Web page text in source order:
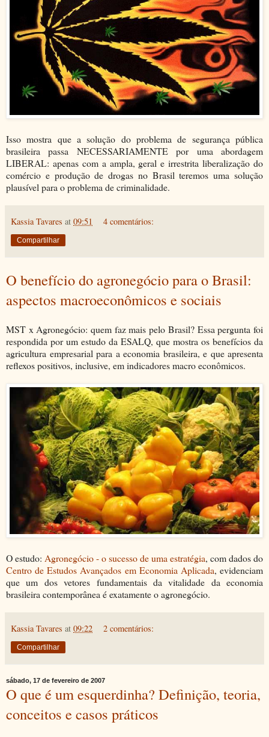
Isso mostra que a solução do problema de segurança pública
brasileira passa NECESSARIAMENTE por uma abordagem
LIBERAL: apenas com a ampla, geral e irrestrita liberalização do
comércio e produção de drogas no Brasil teremos uma solução
plausível para o problema de criminalidade.
Kassia Tavares at 09:51 4 comentários:
Compartilhar
O benefício do agronegócio para o Brasil:
aspectos macroeconômicos e sociais
MST x Agronegócio: quem faz mais pelo Brasil? Essa pergunta foi
respondida por um estudo da ESALQ, que mostra os benefícios da
agricultura empresarial para a economia brasileira, e que apresenta
reflexos positivos, inclusive, em indicadores macro econômicos.
O estudo: Agronegócio - o sucesso de uma estratégia, com dados do
Centro de Estudos Avançados em Economia Aplicada, evidenciam
que um dos vetores fundamentais da vitalidade da economia
brasileira contemporânea é exatamente o agronegócio.
Kassia Tavares at 09:22 2 comentários:
Compartilhar
sábado, 17 de fevereiro de 2007
O que é um esquerdinha? Definição, teoria,
conceitos e casos práticos